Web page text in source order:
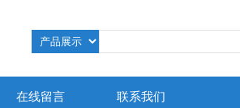
在线留言 联系我们